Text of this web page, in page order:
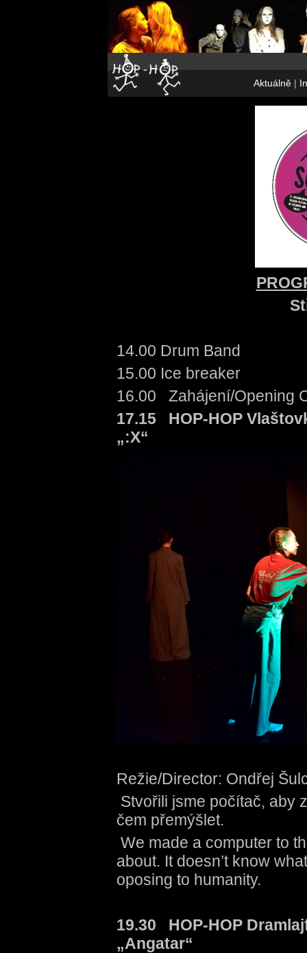
Aktuálně|
14.00 Drum Band
15.00 Ice breaker
16.00 Zahájení/
17.15 HOP-HOP
„:X“
Režie/Director: Ondřej
Stvořili jsme počítač, aby
čem přemýšlet.
We made a computer to
about. It doesn’t know
oposing to humanity.
19.30 HOP-HOP
„Angatar“